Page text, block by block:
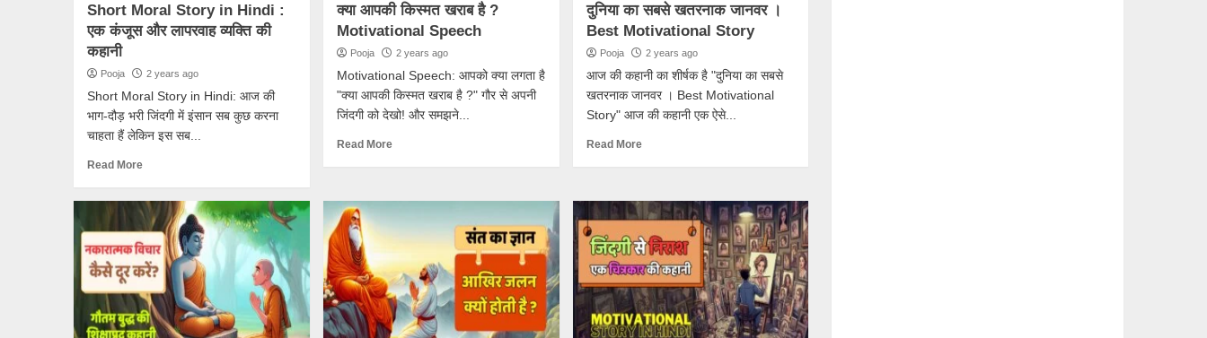
Short Moral Story in Hindi :
एक कंजूस और लापरवाह व्यक्ति की
कहानी
Pooja 2 years ago
Short Moral Story in Hindi: आज की
भाग-दौड़ भरी जिंदगी में इंसान सब कुछ करना
चाहता हैं लेकिन इस सब...
Read More
क्या आपकी किस्मत खराब है ?
Motivational Speech
Pooja 2 years ago
Motivational Speech: आपको क्या लगता है
"क्या आपकी किस्मत खराब है ?" गौर से अपनी
जिंदगी को देखो! और समझने...
Read More
दुनिया का सबसे खतरनाक जानवर ।
Best Motivational Story
Pooja 2 years ago
आज की कहानी का शीर्षक है "दुनिया का सबसे
खतरनाक जानवर । Best Motivational
Story" आज की कहानी एक ऐसे...
Read More